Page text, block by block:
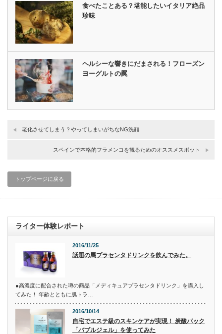
食べたことある？堪能したいイタリア絶品
珍味
ヘルシーな響きにだまされる！フローズン
ヨーグルトの罠
老化させてしまう？やってしまいがちなNG洗顔
スペインで本格的フラメンコを観るためのオススメスポット
トップページに戻る
ライター体験レポート
2016/11/25
話題の馬プラセンタドリンクを飲んでみた。
●高濃度に配合された噂の商品「メディキュアプラセンタドリンク」を購入し
てみた！ 年齢とともに肌トラ…
2016/10/14
自宅でエステ級のスキンケアが実現！ 炭酸パック
「バブルジェル」を使ってみた